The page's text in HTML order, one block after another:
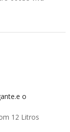
o
12 Litros